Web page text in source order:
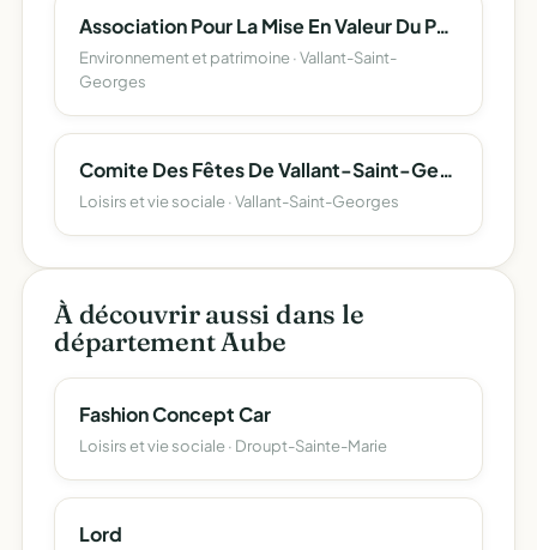
Association Pour La Mise En Valeur Du Patrimoine Vallantin
Environnement et patrimoine · Vallant-Saint-
Georges
Comite Des Fêtes De Vallant-Saint-Georges
Loisirs et vie sociale · Vallant-Saint-Georges
À découvrir aussi dans le
département Aube
Fashion Concept Car
Loisirs et vie sociale · Droupt-Sainte-Marie
Lord